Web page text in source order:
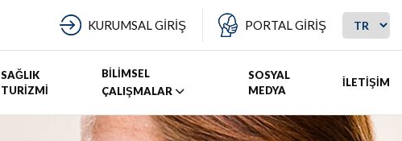
KURUMSAL GİRİŞ PORTAL GİRİŞ
SAĞLIK
TURİZMİ
BİLİMSEL
ÇALIŞMALAR
SOSYAL
MEDYA
İLETİŞİM